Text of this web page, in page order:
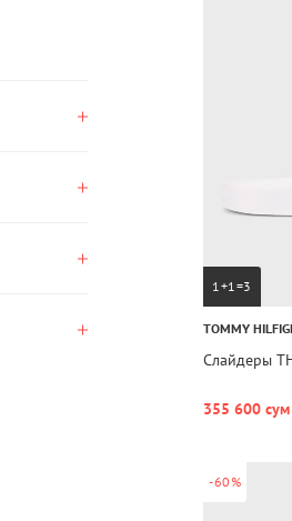
1+1=3
TOMMY
Слайдеры
355 600 сум
-60%